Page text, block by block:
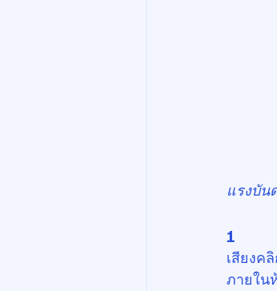
แรงบัน
1
เสียงค
ภายใน